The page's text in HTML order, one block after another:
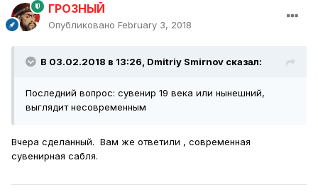
ГРОЗНЫЙ
Опубликовано February 3, 2018
В 03.02.2018 в 13:26, Dmitriy Smirnov сказал:
Последний вопрос: сувенир 19 века или нынешний,
выглядит несовременным
Вчера сделанный. Вам же ответили , современная
сувенирная сабля.